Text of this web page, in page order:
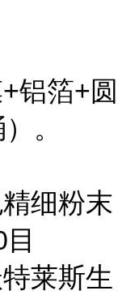
铝箔+圆
。
细粉末
莱斯生